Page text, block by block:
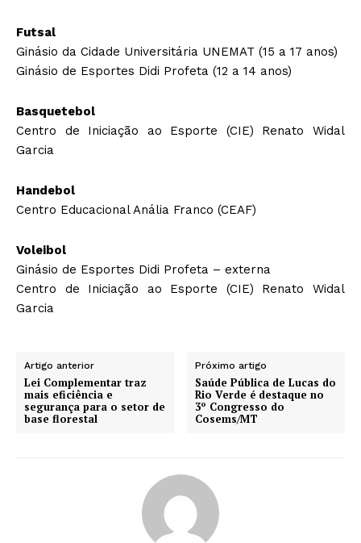
Futsal
Ginásio da Cidade Universitária UNEMAT (15 a 17 anos)
Ginásio de Esportes Didi Profeta (12 a 14 anos)
Basquetebol
Centro de Iniciação ao Esporte (CIE) Renato Widal
Garcia
Handebol
Centro Educacional Anália Franco (CEAF)
Voleibol
Ginásio de Esportes Didi Profeta – externa
Centro de Iniciação ao Esporte (CIE) Renato Widal
Garcia
Artigo anterior
Lei Complementar traz
mais eficiência e
segurança para o setor de
base florestal
Próximo artigo
Saúde Pública de Lucas do
Rio Verde é destaque no
3º Congresso do
Cosems/MT